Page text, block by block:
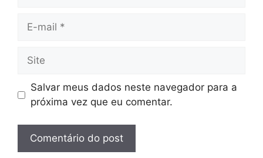
Site
Salvar meus dados neste navegador para a
próxima vez que eu comentar.